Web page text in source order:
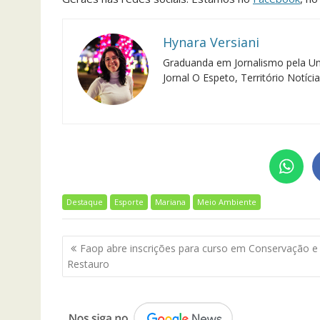
Hynara Versiani
Graduanda em Jornalismo pela
Jornal O Espeto, Território
Destaque Esporte Mariana Meio Ambiente
Navegação
de
Post
Faop abre inscrições para curso em Conservação e
Restauro